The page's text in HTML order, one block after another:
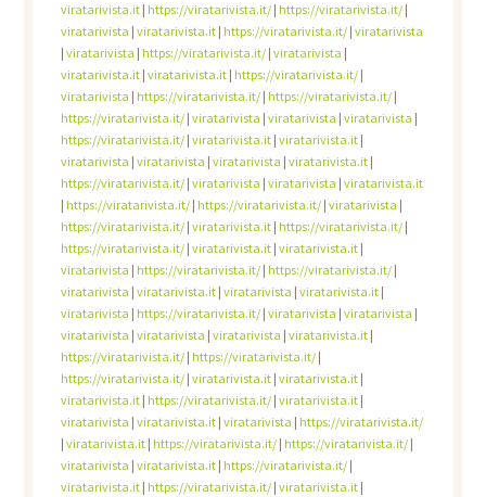
viratarivista.it| https://viratarivista.it/| https://viratarivista.it/|
viratarivista | viratarivista.it| https://viratarivista.it/| viratarivista
| viratarivista | https://viratarivista.it/| viratarivista |
viratarivista.it| viratarivista.it| https://viratarivista.it/|
viratarivista | https://viratarivista.it/| https://viratarivista.it/|
https://viratarivista.it/| viratarivista | viratarivista | viratarivista |
https://viratarivista.it/| viratarivista.it| viratarivista.it|
viratarivista | viratarivista | viratarivista | viratarivista.it|
https://viratarivista.it/| viratarivista | viratarivista | viratarivista.it
| https://viratarivista.it/| https://viratarivista.it/| viratarivista |
https://viratarivista.it/| viratarivista.it| https://viratarivista.it/|
https://viratarivista.it/| viratarivista.it| viratarivista.it|
viratarivista | https://viratarivista.it/| https://viratarivista.it/|
viratarivista | viratarivista.it| viratarivista | viratarivista.it|
viratarivista | https://viratarivista.it/| viratarivista | viratarivista |
viratarivista | viratarivista | viratarivista | viratarivista.it|
https://viratarivista.it/| https://viratarivista.it/|
https://viratarivista.it/| viratarivista.it| viratarivista.it|
viratarivista.it| https://viratarivista.it/| viratarivista.it|
viratarivista | viratarivista.it| viratarivista | https://viratarivista.it/
| viratarivista.it| https://viratarivista.it/| https://viratarivista.it/|
viratarivista | viratarivista.it| https://viratarivista.it/|
viratarivista.it| https://viratarivista.it/| viratarivista.it|